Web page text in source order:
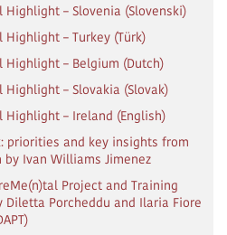
– Slovenia (Slovenski)
– Turkey (Türk)
– Belgium (Dutch)
– Slovakia (Slovak)
– Ireland (English)
priorities and key insights from
Ivan Williams Jimenez
Project and Training
Diletta Porcheddu and Ilaria Fiore